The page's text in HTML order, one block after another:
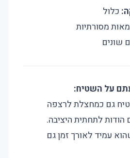
כלול
מסורתיות
שונים
גם כמחצלת לרצפה
לתחתית היציבה.
עמיד לאורך זמן גם